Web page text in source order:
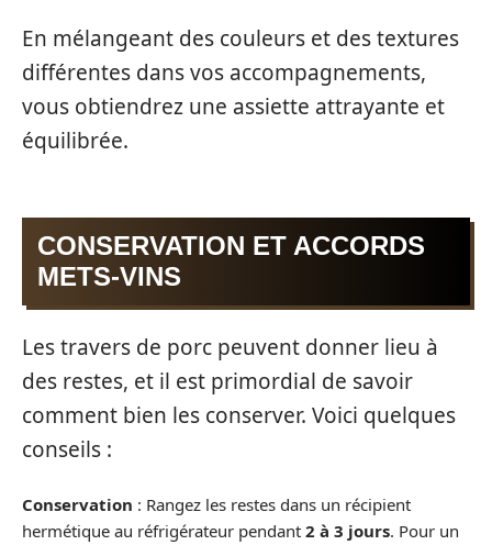
En mélangeant des couleurs et des textures
différentes dans vos accompagnements,
vous obtiendrez une assiette attrayante et
équilibrée.
CONSERVATION ET ACCORDS
METS-VINS
Les travers de porc peuvent donner lieu à
des restes, et il est primordial de savoir
comment bien les conserver. Voici quelques
conseils :
Conservation : Rangez les restes dans un récipient
hermétique au réfrigérateur pendant 2 à 3 jours. Pour un